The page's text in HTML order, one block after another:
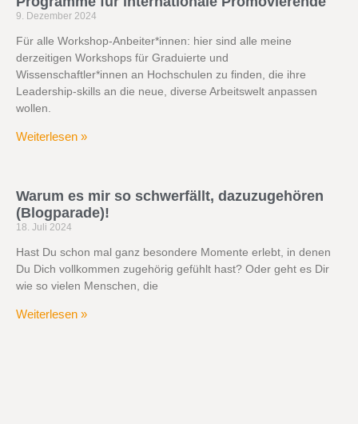
9. Dezember 2024
Für alle Workshop-Anbeiter*innen: hier sind alle meine
derzeitigen Workshops für Graduierte und
Wissenschaftler*innen an Hochschulen zu finden, die ihre
Leadership-skills an die neue, diverse Arbeitswelt anpassen
wollen.
Weiterlesen »
Warum es mir so schwerfällt, dazuzugehören
(Blogparade)!
18. Juli 2024
Hast Du schon mal ganz besondere Momente erlebt, in denen
Du Dich vollkommen zugehörig gefühlt hast? Oder geht es Dir
wie so vielen Menschen, die
Weiterlesen »